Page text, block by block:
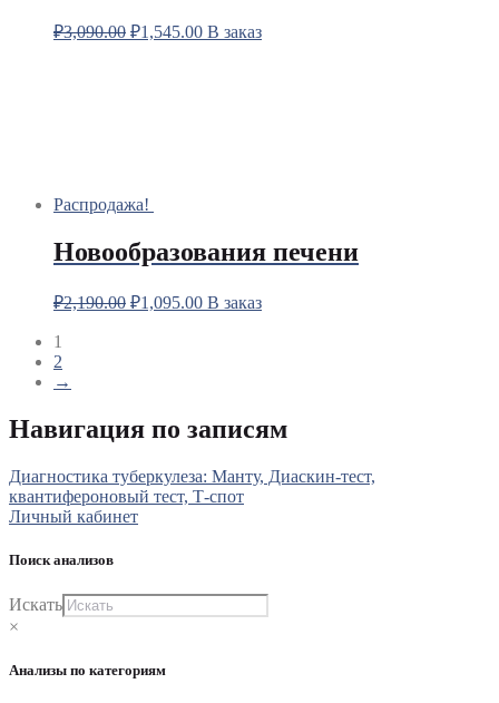
₽3,090.00 ₽1,545.00 В заказ
Распродажа!
Новообразования печени
₽2,190.00 ₽1,095.00 В заказ
1
2
→
Навигация по записям
Диагностика туберкулеза: Манту, Диаскин-тест,
квантифероновый тест, Т-спот
Личный кабинет
Поиск анализов
Искать
×
Анализы по категориям